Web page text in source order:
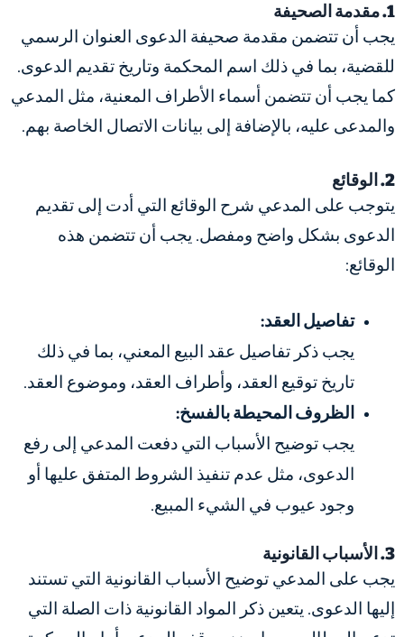
1. مقدمة الصحيفة
يجب أن تتضمن مقدمة صحيفة الدعوى العنوان الرسمي
للقضية، بما في ذلك اسم المحكمة وتاريخ تقديم الدعوى.
كما يجب أن تتضمن أسماء الأطراف المعنية، مثل المدعي
والمدعى عليه، بالإضافة إلى بيانات الاتصال الخاصة بهم.
2. الوقائع
يتوجب على المدعي شرح الوقائع التي أدت إلى تقديم
الدعوى بشكل واضح ومفصل. يجب أن تتضمن هذه
الوقائع:
تفاصيل العقد:
يجب ذكر تفاصيل عقد البيع المعني، بما في ذلك
تاريخ توقيع العقد، وأطراف العقد، وموضوع العقد.
الظروف المحيطة بالفسخ:
يجب توضيح الأسباب التي دفعت المدعي إلى رفع
الدعوى، مثل عدم تنفيذ الشروط المتفق عليها أو
وجود عيوب في الشيء المبيع.
3. الأسباب القانونية
يجب على المدعي توضيح الأسباب القانونية التي تستند
إليها الدعوى. يتعين ذكر المواد القانونية ذات الصلة التي